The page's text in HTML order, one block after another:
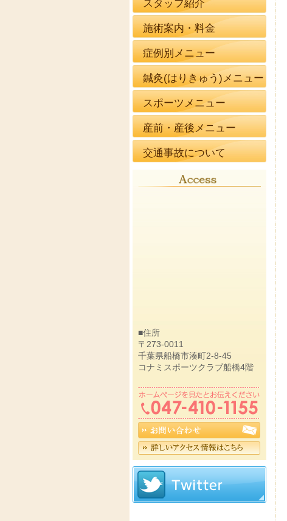
スタッフ紹介
施術案内・料金
症例別メニュー
鍼灸(はりきゅう)メニュー
スポーツメニュー
産前・産後メニュー
交通事故について
■住所
〒273-0011
千葉県船橋市湊町2-8-45
コナミスポーツクラブ船橋4階